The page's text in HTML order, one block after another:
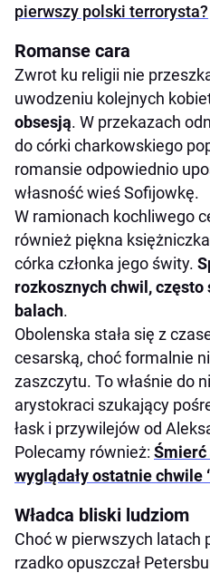
pierwszy polski terrorysta?
Romanse cara
Zwrot ku religii nie
uwodzeniu kolejnych
obsesją. W przekazach
do córki charkowskiego
romansie odpowiednio
własność wieś Sofijowkę.
W ramionach kochliwego
również piękna
córka członka jego świty.
rozkosznych chwil,
balach.
Obolenska stała się z
cesarską, choć formalnie
zaszczytu. To właśnie do
arystokraci szukający
łask i przywilejów od
Polecamy również: Śmierć
wyglądały ostatnie chwile
Władca bliski ludziom
Choć w pierwszych latach
rzadko opuszczał